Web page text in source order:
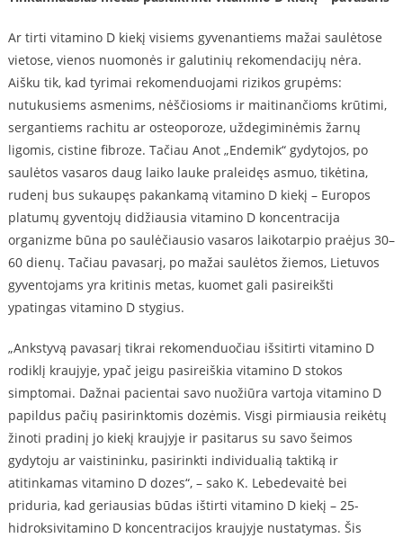
Ar tirti vitamino D kiekį visiems gyvenantiems mažai saulėtose
vietose, vienos nuomonės ir galutinių rekomendacijų nėra.
Aišku tik, kad tyrimai rekomenduojami rizikos grupėms:
nutukusiems asmenims, nėščiosioms ir maitinančioms krūtimi,
sergantiems rachitu ar osteoporoze, uždegiminėmis žarnų
ligomis, cistine fibroze. Tačiau Anot „Endemik“ gydytojos, po
saulėtos vasaros daug laiko lauke praleidęs asmuo, tikėtina,
rudenį bus sukaupęs pakankamą vitamino D kiekį – Europos
platumų gyventojų didžiausia vitamino D koncentracija
organizme būna po saulėčiausio vasaros laikotarpio praėjus 30–
60 dienų. Tačiau pavasarį, po mažai saulėtos žiemos, Lietuvos
gyventojams yra kritinis metas, kuomet gali pasireikšti
ypatingas vitamino D stygius.
„Ankstyvą pavasarį tikrai rekomenduočiau išsitirti vitamino D
rodiklį kraujyje, ypač jeigu pasireiškia vitamino D stokos
simptomai. Dažnai pacientai savo nuožiūra vartoja vitamino D
papildus pačių pasirinktomis dozėmis. Visgi pirmiausia reikėtų
žinoti pradinį jo kiekį kraujyje ir pasitarus su savo šeimos
gydytoju ar vaistininku, pasirinkti individualią taktiką ir
atitinkamas vitamino D dozes“, – sako K. Lebedevaitė bei
priduria, kad geriausias būdas ištirti vitamino D kiekį – 25-
hidroksivitamino D koncentracijos kraujyje nustatymas. Šis